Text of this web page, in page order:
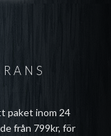
paket inom 24
från 799kr, för